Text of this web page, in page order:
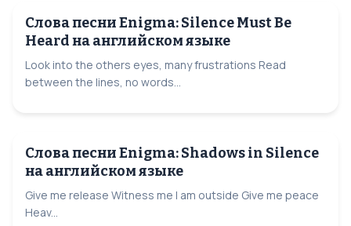
Слова песни Enigma: Silence Must Be
Heard на английском языке
Look into the others eyes, many frustrations Read
between the lines, no words...
Слова песни Enigma: Shadows in Silence
на английском языке
Give me release Witness me I am outside Give me peace
Heav...